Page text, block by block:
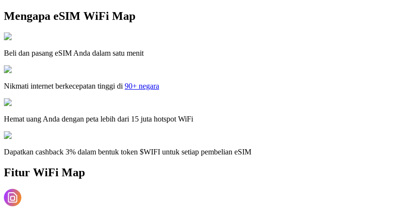
Mengapa eSIM WiFi Map
Beli dan pasang eSIM Anda dalam satu menit
Nikmati internet berkecepatan tinggi di 90+ negara
Hemat uang Anda dengan peta lebih dari 15 juta hotspot WiFi
Dapatkan cashback 3% dalam bentuk token $WIFI untuk setiap pembelian eSIM
Fitur WiFi Map